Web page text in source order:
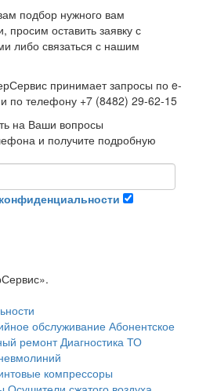
подбор нужного вам
просим оставить заявку с
либо связаться с нашим
принимает запросы по e-
и по телефону +7 (8482) 29-62-15
на Ваши вопросы
и получите подробную
обслуживаниеАбонентское
ремонт Диагностика ТО
компрессоры